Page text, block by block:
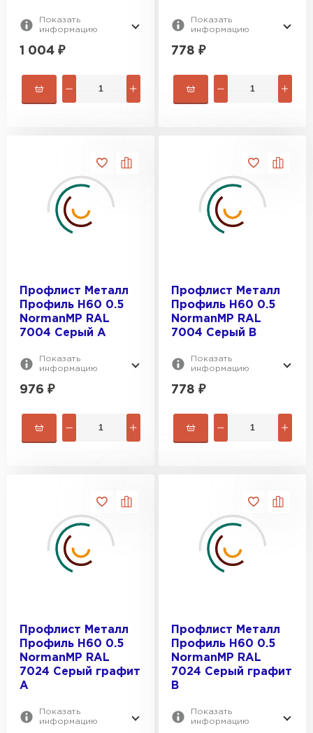
Показать
информацию
1 004 ₽
Показать
информацию
778 ₽
Профлист Металл
Профиль Н60 0.5
NormanMP RAL
7004 Серый A
Показать
информацию
976 ₽
Профлист Металл
Профиль Н60 0.5
NormanMP RAL
7004 Серый B
Показать
информацию
778 ₽
Профлист Металл
Профиль Н60 0.5
NormanMP RAL
7024 Серый графит
A
Показать
информацию
Профлист Металл
Профиль Н60 0.5
NormanMP RAL
7024 Серый графит
B
Показать
информацию